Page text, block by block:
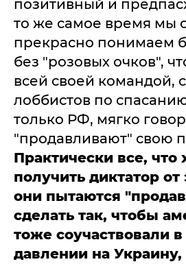
позитивный и
то же самое время мы
прекрасно понимаем
без "розовых очков",
всей своей командой,
лоббистов по
только РФ, мягко
"продавливают" свою
Практически все, что
получить диктатор
они пытаются
сделать так, чтобы
тоже соучаствовали
давлении на